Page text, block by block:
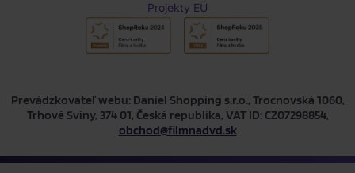
Projekty EÚ
Prevádzkovateľ webu: Daniel Shopping s.r.o., Trocnovská 1060,
Trhové Sviny, 374 01, Česká republika, VAT ID: CZ07298854,
obchod@filmnadvd.sk